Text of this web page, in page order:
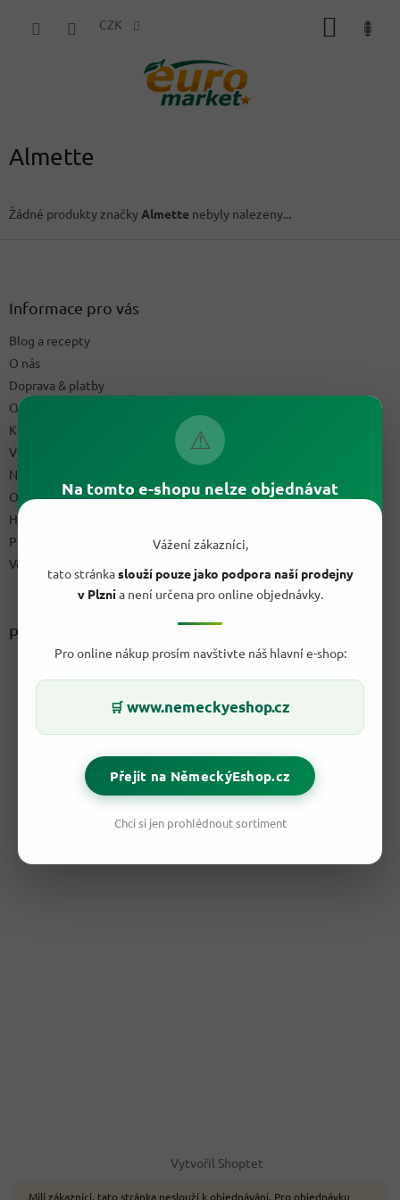
⚠
Na tomto e-shopu nelze objednávat
Vážení zákazníci,
tato stránkaslouží pouze jako podpora naší prodejny
v Plznia není určena pro online objednávky.
Pro online nákup prosím navštivte náš hlavní e-shop:
🛒 www.nemeckyeshop.cz
Přejít na NěmeckýEshop.cz
Chci si jen prohlédnout sortiment
Milí zákazníci, tato stránka neslouží k objednávání. Pro objednávku
CZK
Almette
Žádné produkty značky Almette nebyly nalezeny...
Informace pro vás
Blog a recepty
O nás
Doprava & platby
Obchodní podmínky
Kontakty
Výdejní místo
Napište nám
Ochrana osobních údajů GDPR
Hodnocení obchodu
Podmínky uplatnění práv z vadného plnění a reklamační řád
Velkoobchod
Přijímáme online platby
Vytvořil Shoptet